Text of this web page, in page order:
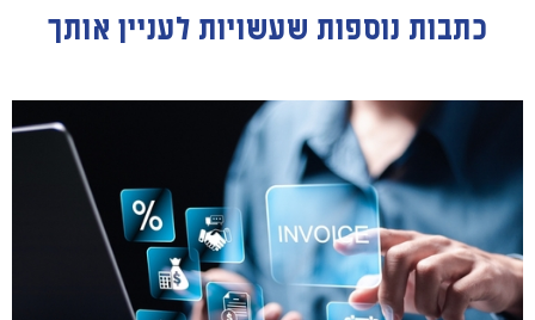
כתבות נוספות שעשויות לעניין אותך